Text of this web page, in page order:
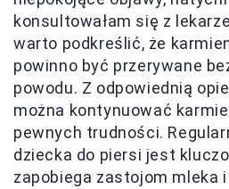
konsultowałam się z
warto podkreślić, że
powinno być przerywane
powodu. Z odpowiednią
można kontynuować
pewnych trudności.
dziecka do piersi jest
zapobiega zastojom mleka